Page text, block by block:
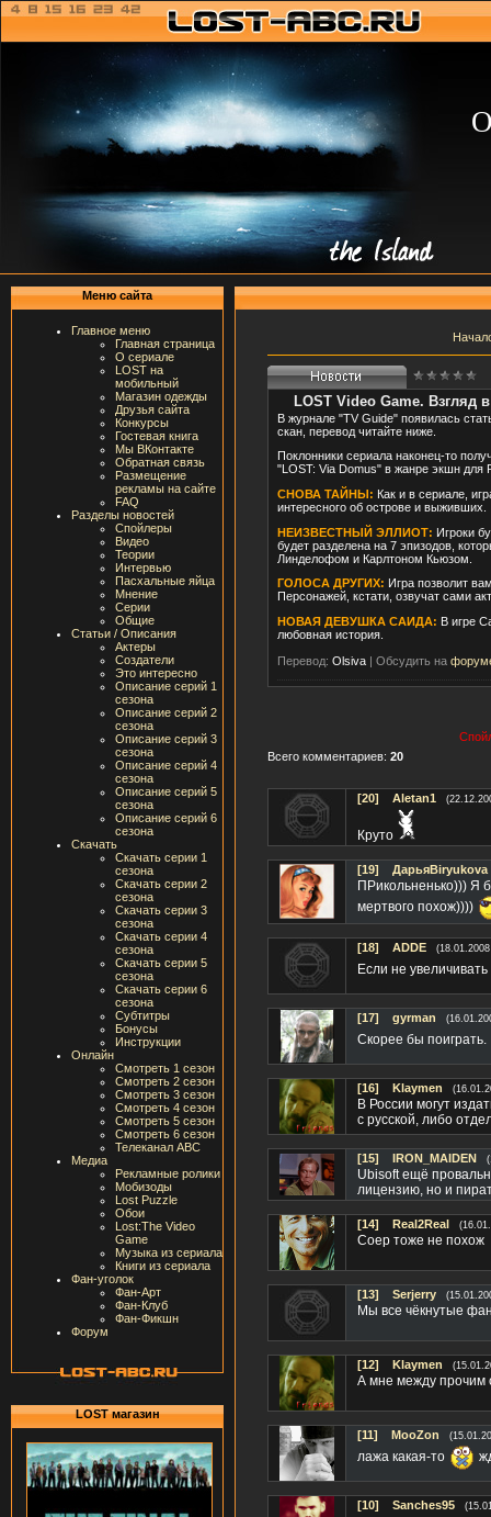
Меню сайта
Главное меню
Главная страница
О сериале
LOST на
мобильный
Магазин одежды
Друзья сайта
Конкурсы
Гостевая книга
Мы ВКонтакте
Обратная связь
Размещение
рекламы на сайте
FAQ
Разделы новостей
Спойлеры
Видео
Теории
Интервью
Пасхальные яйца
Мнение
Серии
Общие
Статьи / Описания
Актеры
Создатели
Это интересно
Описание серий 1
сезона
Описание серий 2
сезона
Описание серий 3
сезона
Описание серий 4
сезона
Описание серий 5
сезона
Описание серий 6
сезона
Скачать
Скачать серии 1
сезона
Скачать серии 2
сезона
Скачать серии 3
сезона
Скачать серии 4
сезона
Скачать серии 5
сезона
Скачать серии 6
сезона
Субтитры
Бонусы
Инструкции
Онлайн
Смотреть 1 сезон
Смотреть 2 сезон
Смотреть 3 сезон
Смотреть 4 сезон
Смотреть 5 сезон
Смотреть 6 сезон
Телеканал ABC
Медиа
Рекламные ролики
Мобизоды
Lost Puzzle
Обои
Lost:The Video
Game
Музыка из сериала
Книги из сериала
Фан-уголок
Фан-Арт
Фан-Клуб
Фан-Фикшн
Форум
LOST магазин
LOST Video Game. Взгляд
В журнале "TV Guide" появилась
скан, перевод читайте ниже.
Поклонники сериала наконец-то
"LOST: Via Domus" в жанре экшн для
СНОВА ТАЙНЫ: Как и в сериале,
интересного об острове и выживших.
НЕИЗВЕСТНЫЙ ЭЛЛИОТ: Игроки
будет разделена на 7 эпизодов,
Линделофом и Карлтоном Кьюзом.
ГОЛОСА ДРУГИХ: Игра позволит
Персонажей, кстати, озвучат сами
НОВАЯ ДЕВУШКА САИДА: В игре
любовная история.
Перевод: Olsiva | Обсудить на
Всего комментариев: 20
[20] Aletan1
Круто
[19] ДарьяBiryukova
ПРикольненько))) Я
мертвого похож))))
[18] ADDE
Если не
[17] gyrman
Скорее бы поиграть.
[16] Klaymen
В России могут
с русской, либо
[15] IRON_MAIDEN
Ubisoft ещё
лицензию, но и
[14] Real2Real
Соер тоже не похож
[13] Serjerry
Мы все чёкнутые
[12] Klaymen
А мне между прочим
[11] MooZon
лажа какая-то
[10] Sanches95